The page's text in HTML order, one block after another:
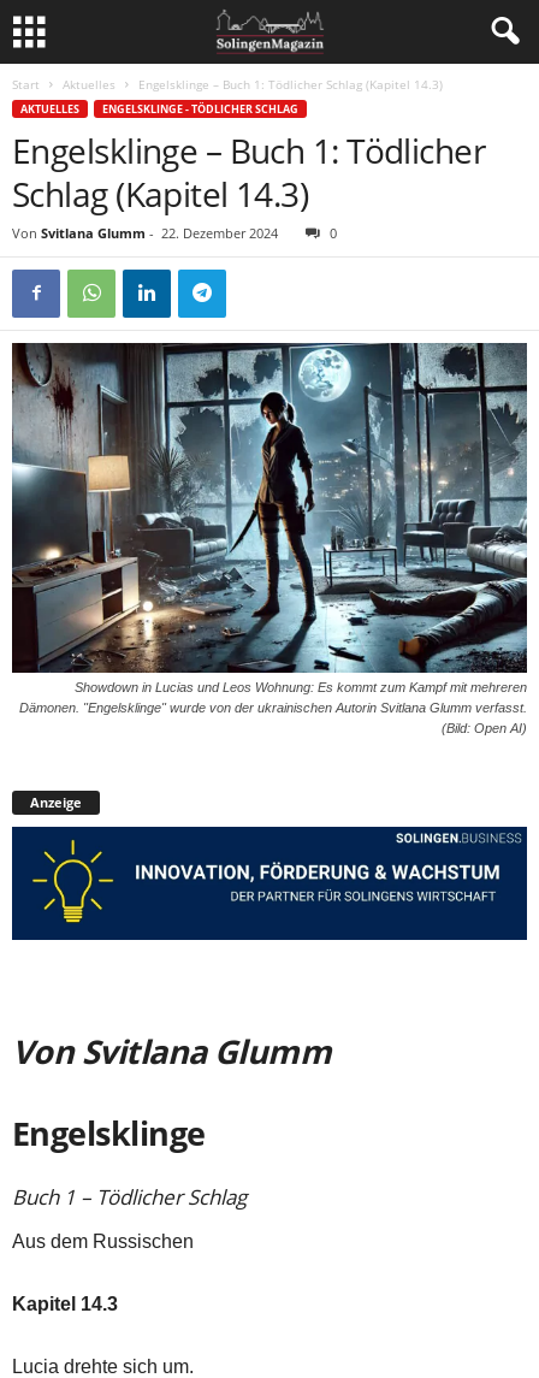
Start Aktuelles Engelsklinge – Buch 1: Tödlicher Schlag (Kapitel 14.3)
AKTUELLES ENGELSKLINGE - TÖDLICHER SCHLAG
Engelsklinge – Buch 1: Tödlicher
Schlag (Kapitel 14.3)
Von Svitlana Glumm - 22. Dezember 2024 0
Showdown in Lucias und Leos Wohnung: Es kommt zum Kampf mit mehreren
Dämonen. "Engelsklinge" wurde von der ukrainischen Autorin Svitlana Glumm verfasst.
(Bild: Open AI)
Anzeige
Von Svitlana Glumm
Engelsklinge
Buch 1 – Tödlicher Schlag
Aus dem Russischen
Kapitel 14.3
Lucia drehte sich um.